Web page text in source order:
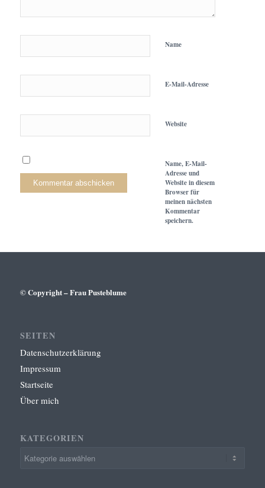
Name
E-Mail-Adresse
Website
Name, E-Mail-
Adresse und
Website in diesem
Browser für
meinen nächsten
Kommentar
speichern.
© Copyright – Frau Pusteblume
SEITEN
Datenschutzerklärung
Impressum
Startseite
Über mich
KATEGORIEN